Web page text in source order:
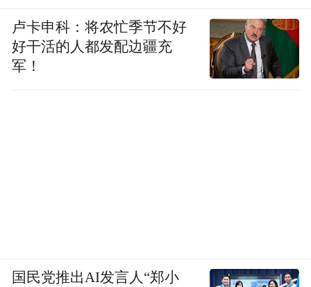
卢卡申科：将农忙季节不好
好干活的人都发配边疆充
军！
国民党推出AI发言人“郑小